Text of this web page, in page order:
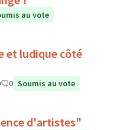
au vote
et ludique côté
0 Soumis au vote
d'artistes"